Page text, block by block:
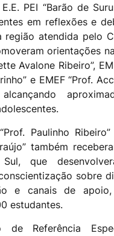
PEI “Barão de
em reflexões e
região atendida pelo
orientações
Avalone Ribeiro”,
e EMEF “Prof.
alcançando
Paulinho
também
que
sobre
e canais de apoio,
estudantes.
de Referência